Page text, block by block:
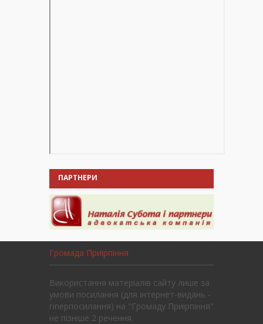
ПАРТНЕРИ
Громада Приірпіння
Використання матеріалів сайту лише за
умови посилання (для інтернет-видань -
гіперпосилання) на "Громаду Приірпіння"
не пізніше 2 речення.